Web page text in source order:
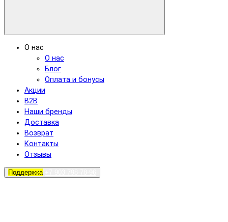
О нас
О нас
Блог
Оплата и бонусы
Акции
B2B
Наши бренды
Доставка
Возврат
Контакты
Отзывы
Поддержка